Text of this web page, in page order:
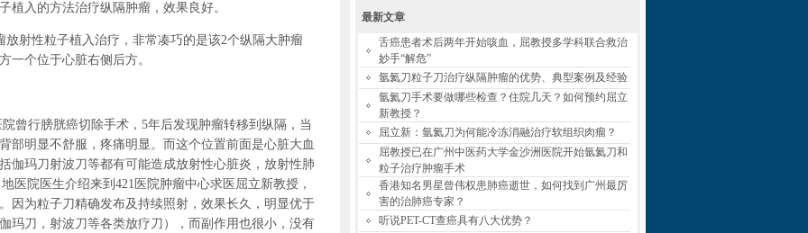
植入的方法治疗纵隔肿瘤，效果良好。
射性粒子植入治疗，非常凑巧的是该2个纵隔大肿瘤
一个位于心脏右侧后方。
行膀胱癌切除手术，5年后发现肿瘤转移到纵隔，当
部明显不舒服，疼痛明显。而这个位置前面是心脏大血
伽玛刀射波刀等都有可能造成放射性心脏炎，放射性肺
医院医生介绍来到421医院肿瘤中心求医屈立新教授，
因为粒子刀精确发布及持续照射，效果长久，明显优于
玛刀，射波刀等各类放疗刀），而副作用也很小，没有
最新文章
舌癌患者术后两年开始咳血，屈教授多学科联合救治
妙手“解危”
氩氦刀粒子刀治疗纵隔肿瘤的优势、典型案例及经验
氩氦刀手术要做哪些检查？住院几天？如何预约屈立
新教授？
屈立新：氩氦刀为何能冷冻消融治疗软组织肉瘤？
屈教授已在广州中医药大学金沙洲医院开始氩氦刀和
粒子治疗肿瘤手术
香港知名男星曾伟权患肺癌逝世，如何找到广州最厉
害的治肺癌专家？
听说PET-CT查癌具有八大优势？